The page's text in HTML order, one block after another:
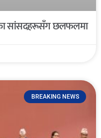
सांसदहरूसँग छलफलमा
BREAKING NEWS